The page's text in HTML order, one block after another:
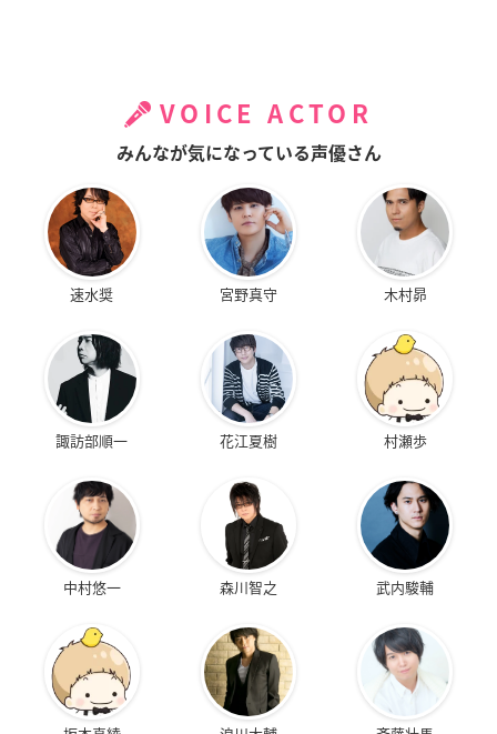
VOICE ACTOR
みんなが気になっている声優さん
速水奨 宮野真守 木村昴
諏訪部順一 花江夏樹 村瀬歩
中村悠一 森川智之 武内駿輔